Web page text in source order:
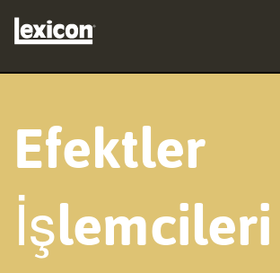
nereden satın alınır
Vaka çalışmaları
eğitim
Efektler
İşlemcileri